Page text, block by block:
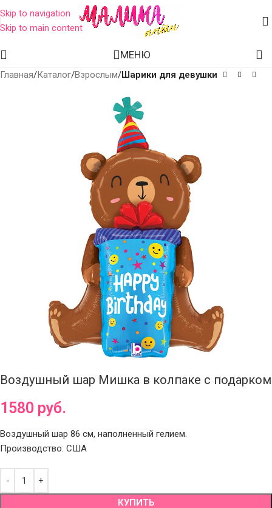
Skip to navigation
Skip to main content
МЕНЮ
Главная Каталог Взрослым Шарики для девушки
Воздушный шар Мишка в колпаке с подарком
1580 руб.
Воздушный шар 86 см, наполненный гелием.
Производство: США
КУПИТЬ